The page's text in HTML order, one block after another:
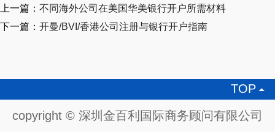
上一篇： 不同海外公司在美国华美银行开户所需材料
下一篇： 开曼/BVI/香港公司注册与银行开户指南
TOP
copyright © 深圳金百利国际商务顾问有限公司